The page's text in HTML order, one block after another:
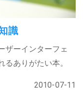
識
ザーインターフェ
ありがたい本。
2010-07-11